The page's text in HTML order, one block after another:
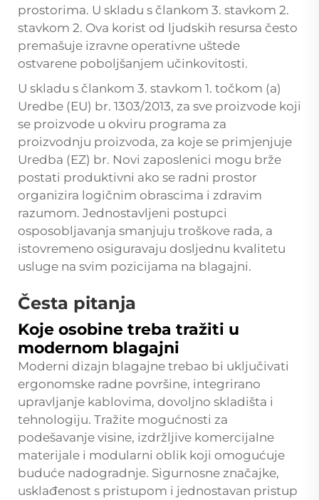
prostorima. U skladu s člankom 3. stavkom 2.
stavkom 2. Ova korist od ljudskih resursa često
premašuje izravne operativne uštede
ostvarene poboljšanjem učinkovitosti.
U skladu s člankom 3. stavkom 1. točkom (a)
Uredbe (EU) br. 1303/2013, za sve proizvode koji
se proizvode u okviru programa za
proizvodnju proizvoda, za koje se primjenjuje
Uredba (EZ) br. Novi zaposlenici mogu brže
postati produktivni ako se radni prostor
organizira logičnim obrascima i zdravim
razumom. Jednostavljeni postupci
osposobljavanja smanjuju troškove rada, a
istovremeno osiguravaju dosljednu kvalitetu
usluge na svim pozicijama na blagajni.
Česta pitanja
Koje osobine treba tražiti u
modernom blagajni
Moderni dizajn blagajne trebao bi uključivati
ergonomske radne površine, integrirano
upravljanje kablovima, dovoljno skladišta i
tehnologiju. Tražite mogućnosti za
podešavanje visine, izdržljive komercijalne
materijale i modularni oblik koji omogućuje
buduće nadogradnje. Sigurnosne značajke,
usklađenost s pristupom i jednostavan pristup